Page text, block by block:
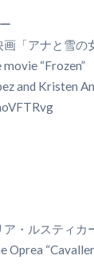
「アナと雪の
“Frozen”
and Kristen
・ルスティカ